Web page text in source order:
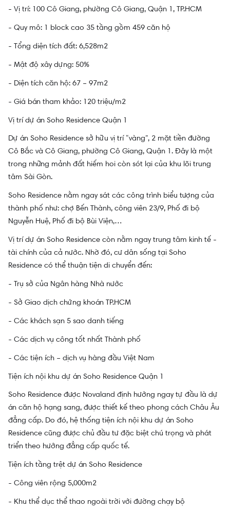
- Vị trí: 100 Cô Giang, phường Cô Giang, Quận 1, TP.HCM
- Quy mô: 1 block cao 35 tầng gồm 459 căn hộ
- Tổng diện tích đất: 6,528m2
- Mật độ xây dựng: 50%
- Diện tích căn hộ: 67 – 97m2
- Giá bán tham khảo: 120 triệu/m2
Vị trí dự án Soho Residence Quận 1
Dự án Soho Residence sở hữu vị trí “vàng”, 2 mặt tiền đường
Cô Bắc và Cô Giang, phường Cô Giang, Quận 1. Đây là một
trong những mảnh đất hiếm hoi còn sót lại của khu lõi trung
tâm Sài Gòn.
Soho Residence nằm ngay sát các công trình biểu tượng của
thành phố như: chợ Bến Thành, công viên 23/9, Phố đi bộ
Nguyễn Huệ, Phố đi bộ Bùi Viện,…
Vị trí dự án Soho Residence còn nằm ngay trung tâm kinh tế -
tài chính của cả nước. Nhờ đó, cư dân sống tại Soho
Residence có thể thuận tiện di chuyển đến:
- Trụ sở của Ngân hàng Nhà nước
- Sở Giao dịch chứng khoán TP.HCM
- Các khách sạn 5 sao danh tiếng
- Các dịch vụ công tốt nhất Thành phố
- Các tiện ích – dịch vụ hàng đầu Việt Nam
Tiện ích nội khu dự án Soho Residence Quận 1
Soho Residence được Novaland định hướng ngay tự đầu là dự
án căn hộ hạng sang, được thiết kế theo phong cách Châu Âu
đẳng cấp. Do đó, hệ thống tiện ích nội khu dự án Soho
Residence cũng được chủ đầu tư đặc biệt chú trọng và phát
triển theo hướng đẳng cấp quốc tế.
Tiện ích tầng trệt dự án Soho Residence
- Công viên rộng 5,000m2
- Khu thể dục thể thao ngoài trời với đường chạy bộ